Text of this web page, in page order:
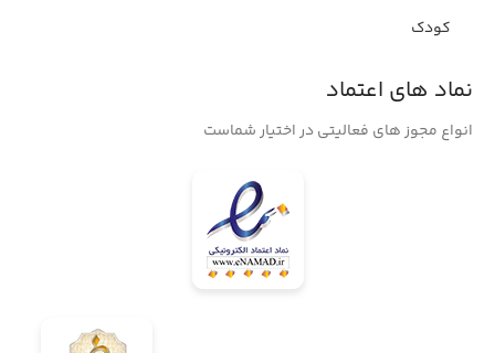
کودک
نماد های اعتماد
انواع مجوز های فعالیتی در اختیار شماست